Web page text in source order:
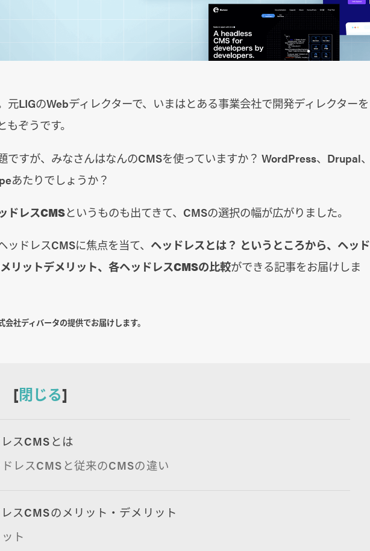
元LIGのWebディレクターで、いまはとある事業会社で開発ディレクターを
ぞうです。
ですが、みなさんはなんのCMSを使っていますか？ WordPress、Drupal、
あたりでしょうか？
ドレスCMSというものも出てきて、CMSの選択の幅が広がりました。
ッドレスCMSに焦点を当て、 ヘッドレスとは？ というところから、ヘッド
リットデメリット、各ヘッドレスCMSの比較ができる記事をお届けしま
社ディバータの提供でお届けします。
[閉じる]
スCMSとは
レスCMSと従来のCMSの違い
スCMSのメリット・デメリット
ト